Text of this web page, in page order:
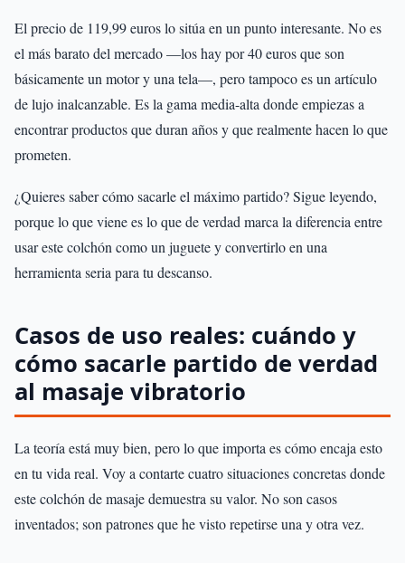
El precio de 119,99 euros lo sitúa en un punto interesante. No es
el más barato del mercado —los hay por 40 euros que son
básicamente un motor y una tela—, pero tampoco es un artículo
de lujo inalcanzable. Es la gama media-alta donde empiezas a
encontrar productos que duran años y que realmente hacen lo que
prometen.
¿Quieres saber cómo sacarle el máximo partido? Sigue leyendo,
porque lo que viene es lo que de verdad marca la diferencia entre
usar este colchón como un juguete y convertirlo en una
herramienta seria para tu descanso.
Casos de uso reales: cuándo y
cómo sacarle partido de verdad
al masaje vibratorio
La teoría está muy bien, pero lo que importa es cómo encaja esto
en tu vida real. Voy a contarte cuatro situaciones concretas donde
este colchón de masaje demuestra su valor. No son casos
inventados; son patrones que he visto repetirse una y otra vez.